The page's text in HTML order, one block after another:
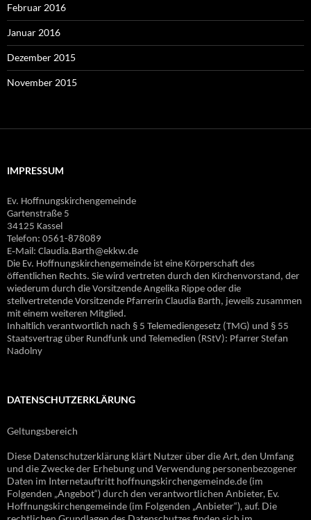
Februar 2016
Januar 2016
Dezember 2015
November 2015
IMPRESSUM
Ev. Hoffnungskirchengemeinde
Gartenstraße 5
34125 Kassel
Telefon: 0561-878089
E‐Mail: Claudia.Barth@ekkw.de
Die Ev. Hoffnungskirchengemeinde ist eine Körperschaft des
öffentlichen Rechts. Sie wird vertreten durch den Kirchenvorstand, der
wiederum durch die Vorsitzende Angelika Rippe oder die
stellvertretende Vorsitzende Pfarrerin Claudia Barth, jeweils zusammen
mit einem weiteren Mitglied.
Inhaltlich verantwortlich nach § 5 Telemediengesetz (TMG) und § 55
Staatsvertrag über Rundfunk und Telemedien (RStV): Pfarrer Stefan
Nadolny
DATENSCHUTZERKLÄRUNG
Geltungsbereich
Diese Datenschutzerklärung klärt Nutzer über die Art, den Umfang
und die Zwecke der Erhebung und Verwendung personenbezogener
Daten im Internetauftritt hoffnungskirchengemeinde.de (im
Folgenden „Angebot“) durch den verantwortlichen Anbieter, Ev.
Hoffnungskirchengemeinde (im Folgenden „Anbieter“), auf. Die